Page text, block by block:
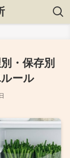
・保存別
ール